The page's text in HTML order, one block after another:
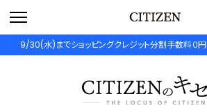
9/30(水)までショッピングクレジット分割手数料０円